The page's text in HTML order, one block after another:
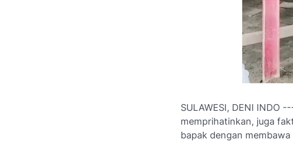
SULAWESI, DENI INDO
memprihatinkan, juga
bapak dengan